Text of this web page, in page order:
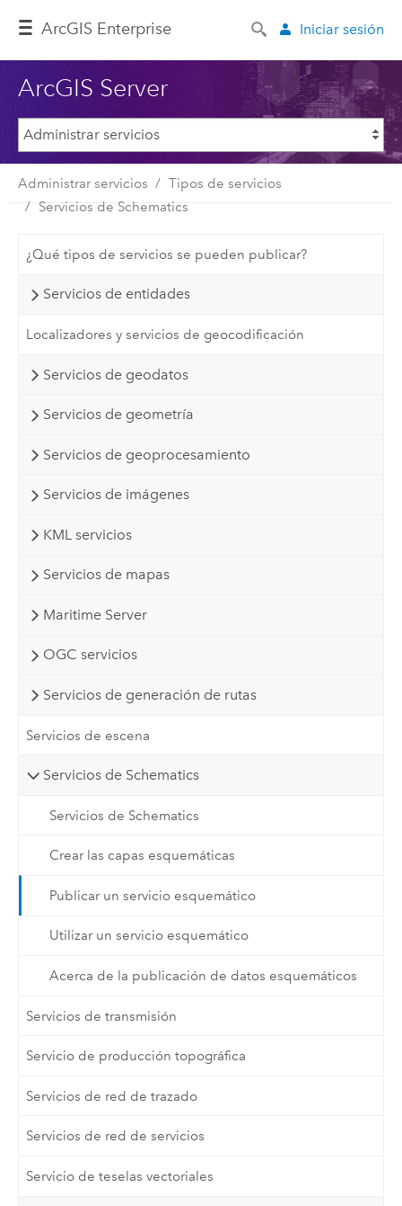
ArcGIS Enterprise Iniciar sesión
ArcGIS Server
Administrar servicios
Tipos de servicios
Servicios de Schematics
¿Qué tipos de servicios se pueden publicar?
Servicios de entidades
Localizadores y servicios de geocodificación
Servicios de geodatos
Servicios de geometría
Servicios de geoprocesamiento
Servicios de imágenes
KML servicios
Servicios de mapas
Maritime Server
OGC servicios
Servicios de generación de rutas
Servicios de escena
Servicios de Schematics
Servicios de Schematics
Crear las capas esquemáticas
Publicar un servicio esquemático
Utilizar un servicio esquemático
Acerca de la publicación de datos esquemáticos
Servicios de transmisión
Servicio de producción topográfica
Servicios de red de trazado
Servicios de red de servicios
Servicio de teselas vectoriales